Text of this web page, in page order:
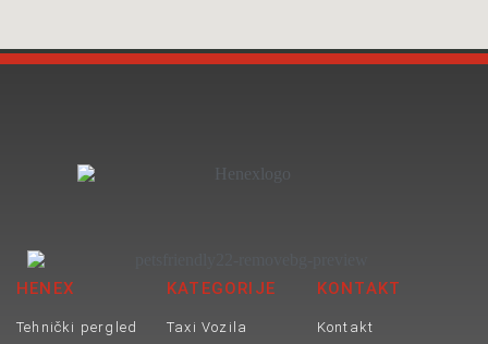
HENEX
Tehnički pergled
KATEGORIJE
Taxi Vozila
KONTAKT
Kontakt